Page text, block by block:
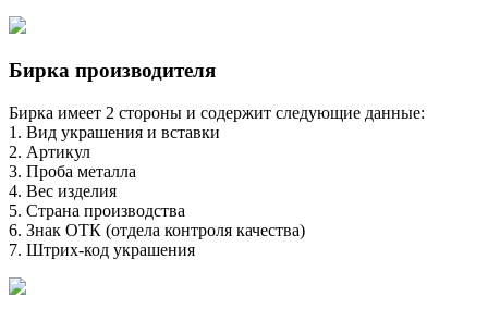
Бирка производителя
Бирка имеет 2 стороны и содержит следующие данные:
1. Вид украшения и вставки
2. Артикул
3. Проба металла
4. Вес изделия
5. Страна производства
6. Знак ОТК (отдела контроля качества)
7. Штрих-код украшения